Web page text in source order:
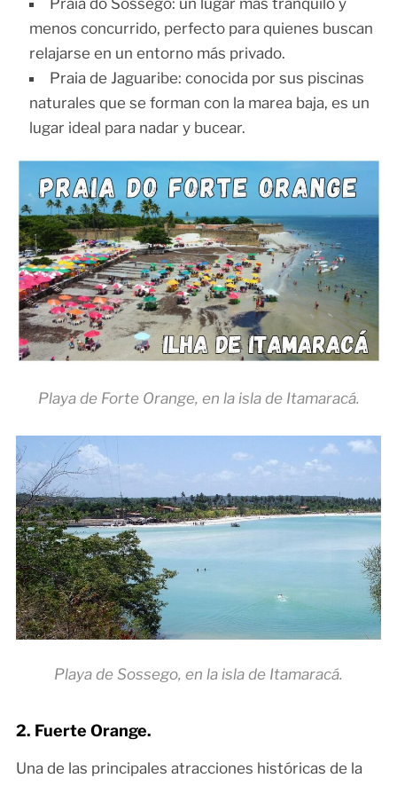
menos concurrido, perfecto para quienes buscan
relajarse en un entorno más privado.
Praia de Jaguaribe: conocida por sus piscinas
naturales que se forman con la marea baja, es un
lugar ideal para nadar y bucear.
Playa de Forte Orange, en la isla de Itamaracá.
Playa de Sossego, en la isla de Itamaracá.
2. Fuerte Orange.
Una de las principales atracciones históricas de la